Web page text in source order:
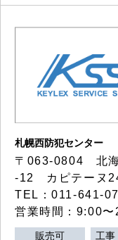
札幌西防犯センター
〒063-0804 北海
-12 カピテーヌ
TEL：011-641-
営業時間：9:00
販売可 工